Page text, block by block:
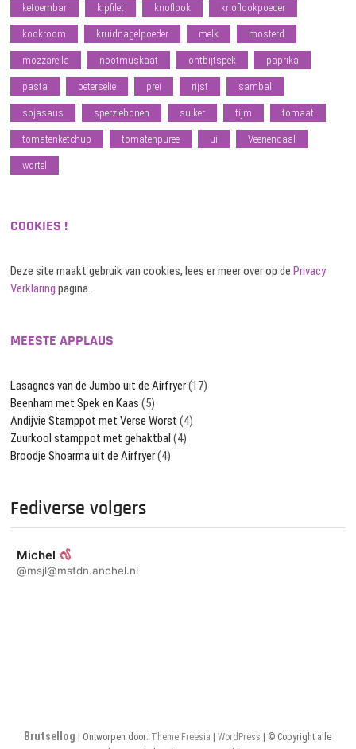
ketoembar kipfilet knoflook knoflookpoeder
kookroom kruidnagelpoeder melk mosterd
mozzarella nootmuskaat ontbijtspek paprika
pasta peterselie prei rijst sambal
sojasaus sperziebonen suiker tijm tomaat
tomatenketchup tomatenpuree ui Veenendaal
wortel
COOKIES !
Deze site maakt gebruik van cookies, lees er meer over op dePrivacy
Verklaring pagina.
MEESTE APPLAUS
Lasagnes van de Jumbo uit de Airfryer(17)
Beenham met Spek en Kaas (5)
Andijvie Stamppot met Verse Worst (4)
Zuurkool stamppot met gehaktbal (4)
Broodje Shoarma uit de Airfryer(4)
Fediverse volgers
Michel
@msjl@mstdn.anchel.nl
Brutsellog | Ontworpen door: Theme Freesia |WordPress | © Copyright alle